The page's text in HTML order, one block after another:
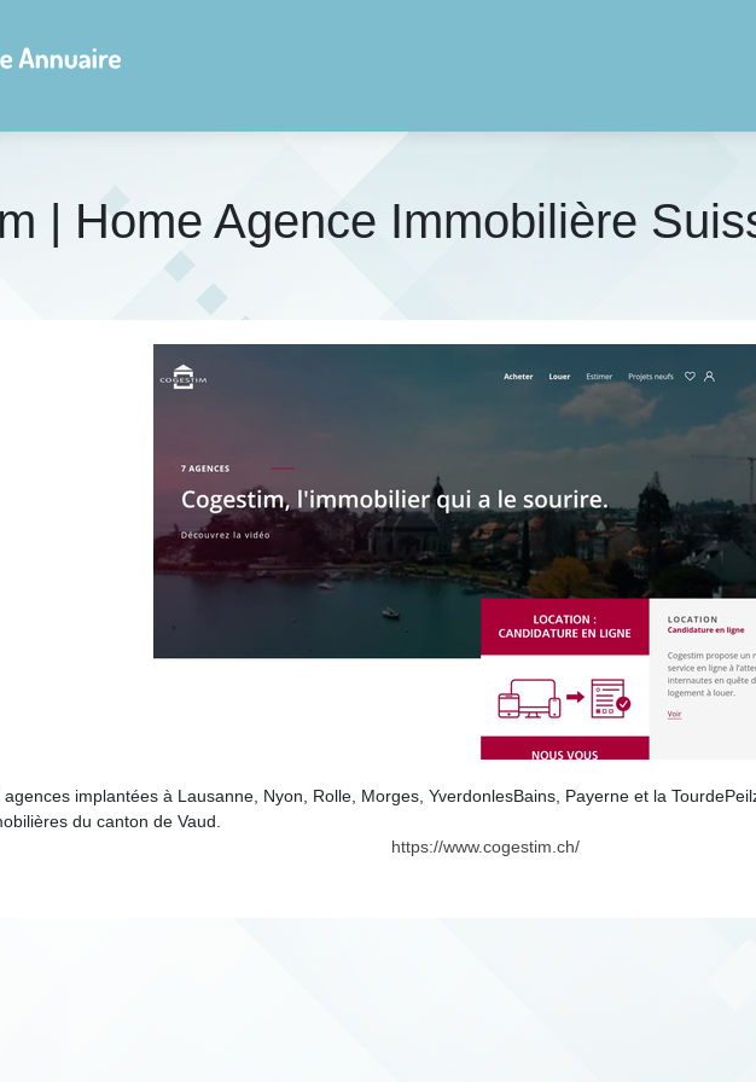
| Home Agence Immobilière
implantées à Lausanne, Nyon, Rolle, Morges, YverdonlesBains, Payerne et la
du canton de Vaud.
https://www.cogestim.ch/